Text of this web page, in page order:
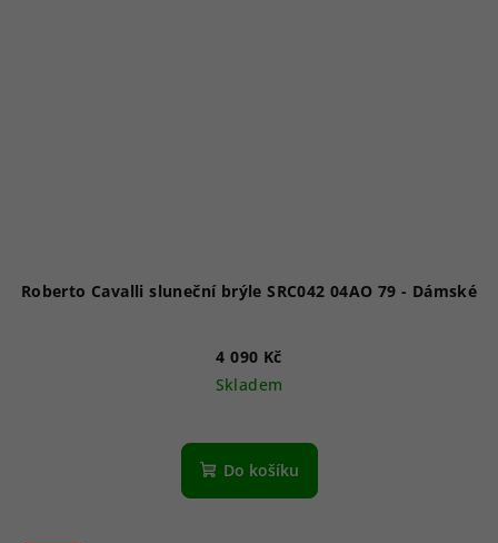
Roberto Cavalli sluneční brýle SRC042 04AO 79 - Dámské
4 090 Kč
Skladem
Do košíku